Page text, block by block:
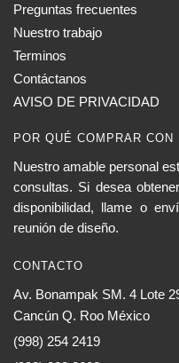
Preguntas frecuentes
Nuestro trabajo
Terminos
Contáctanos
AVISO DE PRIVACIDAD
POR QUÉ COMPRAR CON
Nuestro amable personal
consultas. Si desea
disponibilidad, llame o
reunión de diseño.
CONTACTO
Av. Bonampak SM. 4 Lote
Cancún Q. Roo México
(998) 254 2419